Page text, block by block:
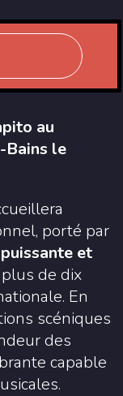
au
Bains le
porté par
et
plus de dix
En
scéniques
des
capable